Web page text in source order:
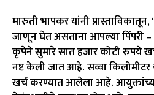
मारुती भापकर यांनी प्रास्ताविकातून,
जाणून घेत असताना आपल्या पिंपरी
कृपेने सुमारे सात हजार कोटी रुपये
नष्ट केली जात आहे. सव्वा किलोमीटर
खर्च करण्यात आलेला आहे. आयुक्तांच्या